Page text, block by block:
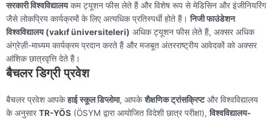
सरकारी विश्वविद्यालयकम ट्यूशन फीस लेते हैं और विशेष रूप से मेडिसिन और इंजीनियरिंग
जैसे लोकप्रिय कार्यक्रमों के लिए अत्यधिक प्रतिस्पर्धी होते हैं।निजी फाउंडेशन
विश्वविद्यालय (vakıf üniversiteleri) अधिक ट्यूशन फीस लेते हैं, अक्सर अधिक
अंग्रेज़ी-माध्यम कार्यक्रम प्रदान करते हैं और मजबूत अंतरराष्ट्रीय आवेदकों को अक्सर
आंशिक छात्रवृत्ति देते हैं।
बैचलर डिग्री प्रवेश
बैचलर प्रवेश आपकेहाई स्कूल डिप्लोमा, आपकेशैक्षणिक ट्रांसक्रिप्टऔर विश्वविद्यालय
के अनुसारTR-YÖS (ÖSYM द्वारा आयोजित विदेशी छात्र परीक्षा),विश्वविद्यालय-